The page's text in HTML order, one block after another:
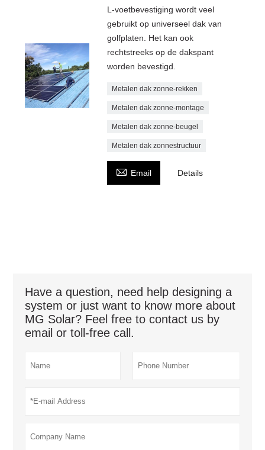
L-voetbevestiging wordt veel
gebruikt op universeel dak van
golfplaten. Het kan ook
rechtstreeks op de dakspant
worden bevestigd.
Metalen dak zonne-rekken
Metalen dak zonne-montage
Metalen dak zonne-beugel
Metalen dak zonnestructuur
 Email Details
Have a question, need help designing a
system or just want to know more about
MG Solar? Feel free to contact us by
email or toll-free call.